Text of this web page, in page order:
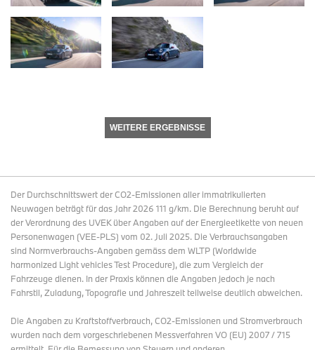
WEITERE ERGEBNISSE
Der Durchschnittswert der CO2-Emissionen aller immatrikulierten
Neuwagen beträgt für das Jahr 2026 111 g/km. Die Berechnung beruht auf
der Verordnung des UVEK über Angaben auf der Energieetikette von neuen
Personenwagen (VEE-PLS) vom 02. Juli 2025. Die Verbrauchsangaben
sind Normverbrauchs-Angaben gemäss dem WLTP (Worldwide
harmonized Light vehicles Test Procedure), die zum Vergleich der
Fahrzeuge dienen. In der Praxis können die Angaben jedoch je nach
Fahrstil, Zuladung, Topografie und Jahreszeit teilweise deutlich abweichen.
Die Angaben zu Kraftstoffverbrauch, CO2-Emissionen und Stromverbrauch
wurden nach dem vorgeschriebenen Messverfahren VO (EU) 2007 / 715